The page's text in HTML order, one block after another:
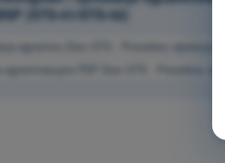
(STS-01/STS-02)
egzaminu Dron STS - Procedury operacyjne
egzaminacyjne PDF Dron STS - Procedury